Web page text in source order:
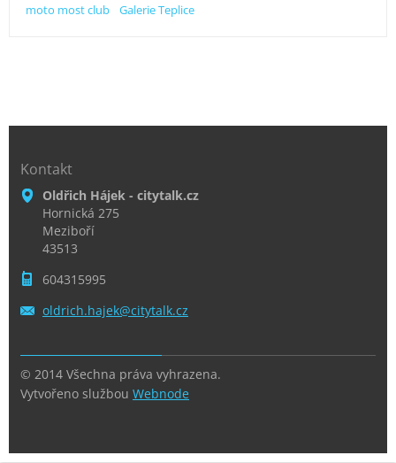
moto most club
Galerie Teplice
Kontakt
Oldřich Hájek - citytalk.cz
Hornická 275
Meziboří
43513
604315995
oldrich.hajek@citytalk.cz
© 2014 Všechna práva vyhrazena.
Vytvořeno službou Webnode